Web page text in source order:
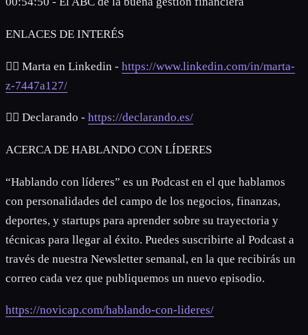
ENLACES DE INTERÉS
👉🏻 Marta en Linkedin - https://www.linkedin.com/in/marta-
z-7447a127/
👉🏻 Declarando - https://declarando.es/
ACERCA DE HABLANDO CON LÍDERES
“Hablando con líderes” es un Podcast en el que hablamos
con personalidades del campo de los negocios, finanzas,
deportes, y startups para aprender sobre su trayectoria y
técnicas para llegar al éxito. Puedes suscribirte al Podcast a
través de nuestra Newsletter semanal, en la que recibirás un
correo cada vez que publiquemos un nuevo episodio.
https://novicap.com/hablando-con-lideres/